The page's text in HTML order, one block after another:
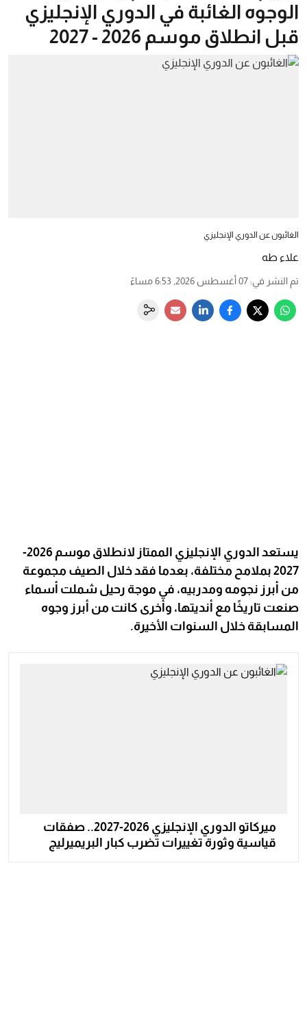
الوجوه الغائبة في الدوري الإنجليزي
قبل انطلاق موسم 2026 - 2027
الغائبون عن الدوري الإنجليزي
علاء طه
تم النشر في: 07 أغسطس 2026, 6:53 مساءً
يستعد الدوري الإنجليزي الممتاز لانطلاق موسم 2026-
2027 بملامح مختلفة، بعدما فقد خلال الصيف مجموعة
من أبرز نجومه ومدربيه، في موجة رحيل شملت أسماء
صنعت تاريخًا مع أنديتها، وأخرى كانت من أبرز وجوه
المسابقة خلال السنوات الأخيرة.
ميركاتو الدوري الإنجليزي 2026-2027.. صفقات
قياسية وثورة تغييرات تضرب كبار البريميرليج